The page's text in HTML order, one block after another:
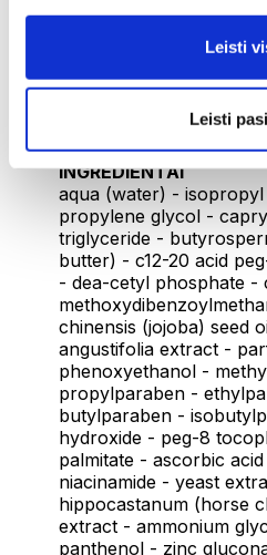
Leisti
Leisti
UAB „Zepter
40A, LT-03163 Vilnius
TALPA
INGREDIENTAI
aqua (water) -
propylene glycol -
triglyceride -
butter) - c12-20 acid
- dea-cetyl phosphate
chinensis (jojoba) seed
angustifolia extract -
phenoxyethanol -
propylparaben -
butylparaben -
hydroxide - peg-8
palmitate - ascorbic
niacinamide - yeast
hippocastanum (horse
extract - ammonium
panthenol - zinc